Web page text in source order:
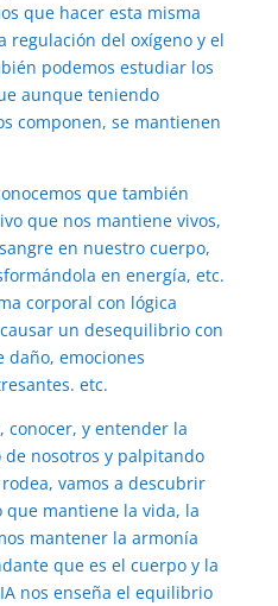
que hacer esta misma
regulación del oxígeno y el
podemos estudiar los
aunque teniendo
componen, se mantienen
que también
que nos mantiene vivos,
en nuestro cuerpo,
en energía, etc.
corporal con lógica
un desequilibrio con
daño, emociones
etc.
conocer, y entender la
nosotros y palpitando
vamos a descubrir
mantiene la vida, la
mantener la armonía
que es el cuerpo y la
nos enseña el equilibrio